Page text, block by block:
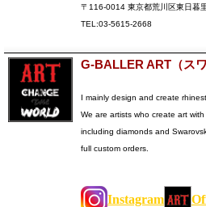
〒116-0014 東京都荒川区東日暮
TEL:03-5615-2668
G-BALLER ART（ス
I mainly design and create
We are artists who create art with
including diamonds and
full custom orders.
Instagram